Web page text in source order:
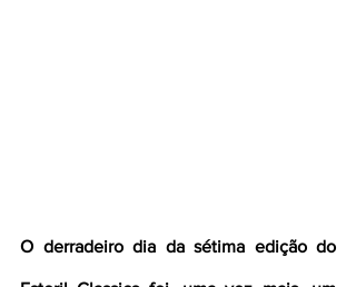
O derradeiro dia da sétima edição do